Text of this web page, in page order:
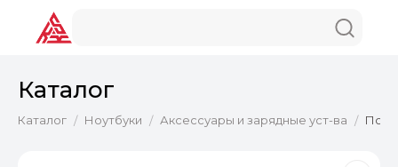
Каталог
Каталог / Ноутбуки / Аксессуары и зарядные уст-ва /